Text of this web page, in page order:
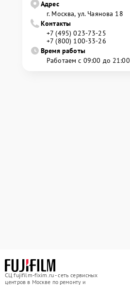
Адрес
г. Москва, ул. Чаянова 18
Контакты
+7 (495) 023-73-25
+7 (800) 100-33-26
Время работы
Работаем с 09:00 до 21:00
СЦ fujifilm-fixim.ru - сеть сервисных
центров в Москве по ремонту и